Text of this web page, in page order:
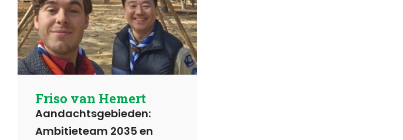
Friso van Hemert
Aandachtsgebieden:
Ambitieteam 2035 en